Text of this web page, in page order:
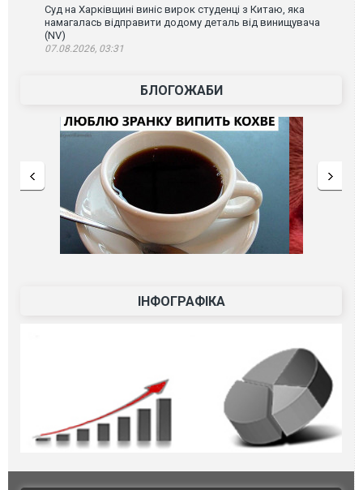
Суд на Харківщині виніс вирок студенці з Китаю, яка
намагалась відправити додому деталь від винищувача
(NV)
07.08.2026, 03:31
БЛОГОЖАБИ
ІНФОГРАФІКА